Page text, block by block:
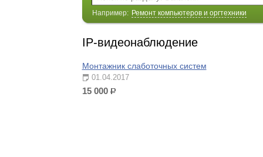
Например: Ремонт компьютеров и оргтехники
IP-видеонаблюдение
Монтажник слаботочных систем
01.04.2017
15 000 р.